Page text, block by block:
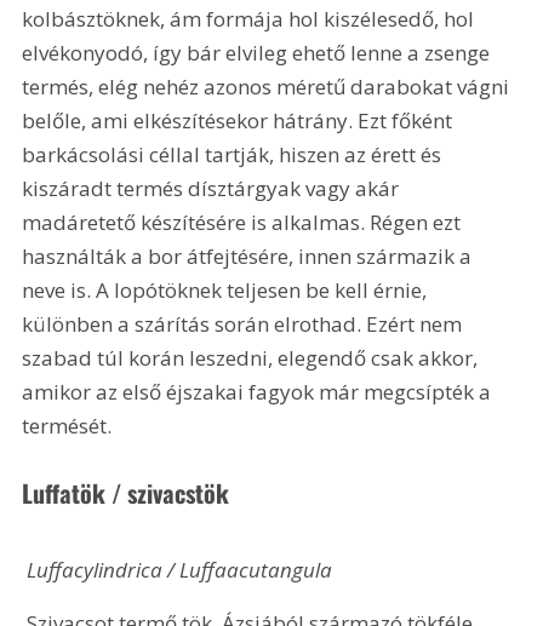
kolbásztöknek, ám formája hol kiszélesedő, hol
elvékonyodó, így bár elvileg ehető lenne a zsenge
termés, elég nehéz azonos méretű darabokat vágni
belőle, ami elkészítésekor hátrány. Ezt főként
barkácsolási céllal tartják, hiszen az érett és
kiszáradt termés dísztárgyak vagy akár
madáretető készítésére is alkalmas. Régen ezt
használták a bor átfejtésére, innen származik a
neve is. A lopótöknek teljesen be kell érnie,
különben a szárítás során elrothad. Ezért nem
szabad túl korán leszedni, elegendő csak akkor,
amikor az első éjszakai fagyok már megcsípték a
termését.
Luffatök / szivacstök
Luffacylindrica / Luffaacutangula